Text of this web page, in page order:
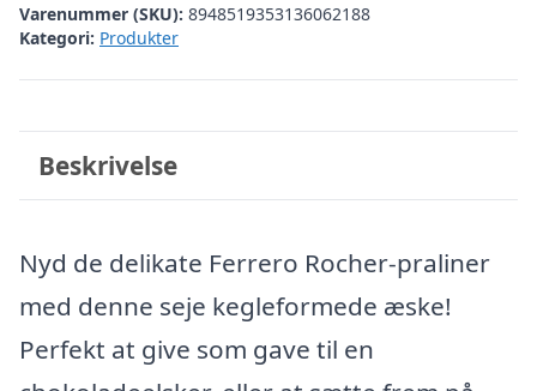
Varenummer (SKU): 8948519353136062188
Kategori: Produkter
Beskrivelse
Nyd de delikate Ferrero Rocher-praliner
med denne seje kegleformede æske!
Perfekt at give som gave til en